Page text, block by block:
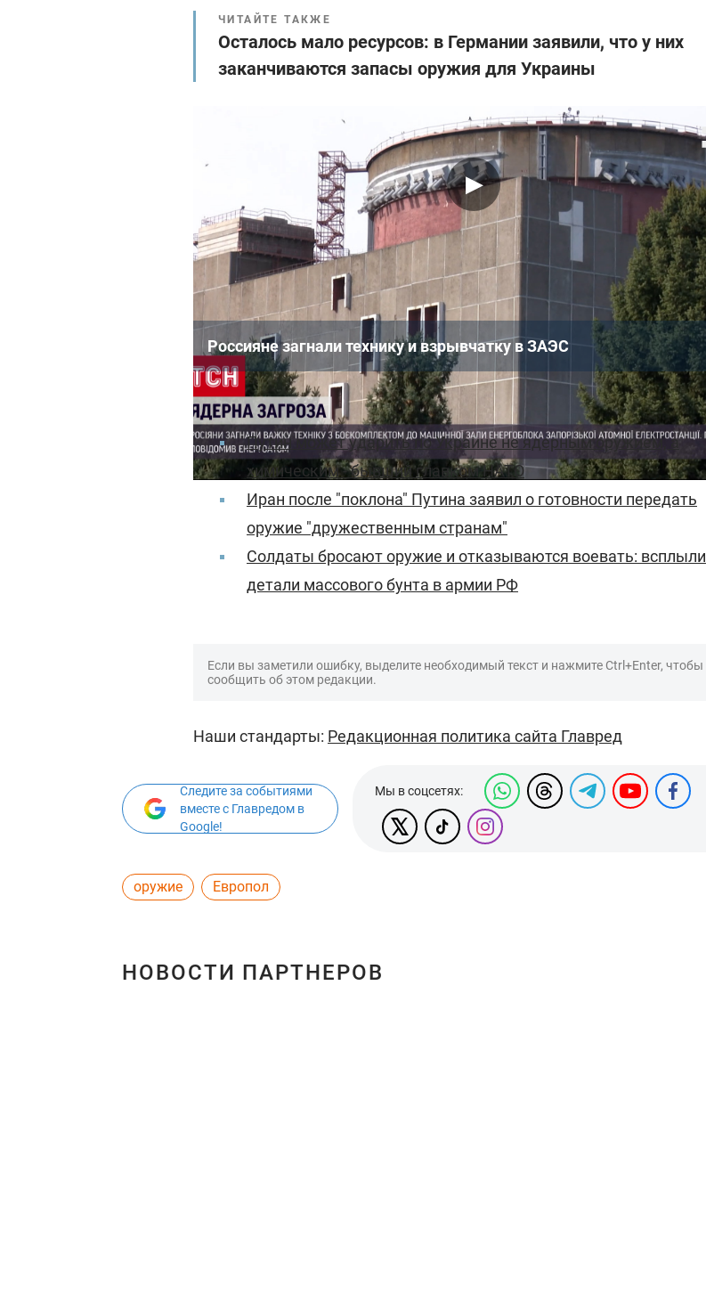
ЧИТАЙТЕ ТАКЖЕ
Осталось мало ресурсов: в Германии заявили, что у них
заканчиваются запасы оружия для Украины
Россияне загнали технику и взрывчатку в ЗАЭС
Читайте также:
Путин может ударить по Украине не ядерным оружием, а
химическим - бывший главком НАТО
Иран после "поклона" Путина заявил о готовности передать
оружие "дружественным странам"
Солдаты бросают оружие и отказываются воевать: всплыли
детали массового бунта в армии РФ
Если вы заметили ошибку, выделите необходимый текст и нажмите Ctrl+Enter, чтобы
сообщить об этом редакции.
Наши стандарты: Редакционная политика сайта Главред
Следите за событиями
вместе с Главредом в
Google!
Мы в соцсетях:
оружие Европол
НОВОСТИ ПАРТНЕРОВ